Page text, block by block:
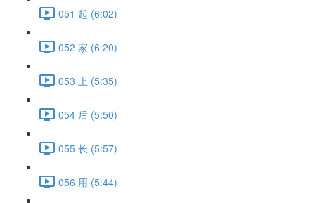
051 起 (6:02)
052 家 (6:20)
053 上 (5:35)
054 后 (5:50)
055 长 (5:57)
056 用 (5:44)